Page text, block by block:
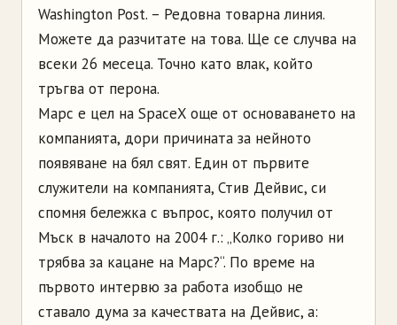
Washington Post. – Редовна товарна линия.
Можете да разчитате на това. Ще се случва на
всеки 26 месеца. Точно като влак, който
тръгва от перона.
Марс е цел на SpaceX още от основаването на
компанията, дори причината за нейното
появяване на бял свят. Един от първите
служители на компанията, Стив Дейвис, си
спомня бележка с въпрос, която получил от
Мъск в началото на 2004 г.: „Колко гориво ни
трябва за кацане на Марс?“. По време на
първото интервю за работа изобщо не
ставало дума за качествата на Дейвис, а: